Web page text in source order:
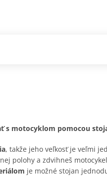
s motocyklom pomocou
, takže jeho veľkosť je veľmi
polohy a zdvihneš
je možné stojan